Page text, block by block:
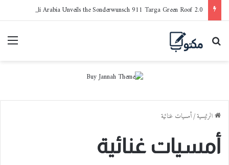
بحث عن
الرئيسية/أمسيات غنائية
أمسيات غنائية